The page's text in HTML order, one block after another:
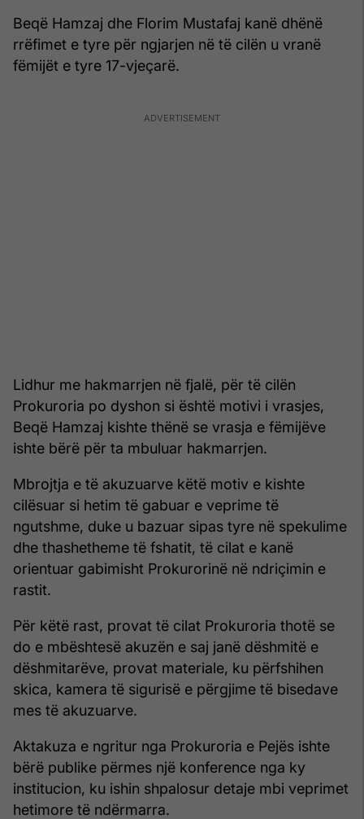
Beqë Hamzaj dhe Florim Mustafaj kanë dhënë
rrëfimet e tyre për ngjarjen në të cilën u vranë
fëmijët e tyre 17-vjeçarë.
Lidhur me hakmarrjen në fjalë, për të cilën
Prokuroria po dyshon si është motivi i vrasjes,
Beqë Hamzaj kishte thënë se vrasja e fëmijëve
ishte bërë për ta mbuluar hakmarrjen.
Mbrojtja e të akuzuarve këtë motiv e kishte
cilësuar si hetim të gabuar e veprime të
ngutshme, duke u bazuar sipas tyre në spekulime
dhe thashetheme të fshatit, të cilat e kanë
orientuar gabimisht Prokurorinë në ndriçimin e
rastit.
Për këtë rast, provat të cilat Prokuroria thotë se
do e mbështesë akuzën e saj janë dëshmitë e
dëshmitarëve, provat materiale, ku përfshihen
skica, kamera të sigurisë e përgjime të bisedave
mes të akuzuarve.
Aktakuza e ngritur nga Prokuroria e Pejës ishte
bërë publike përmes një konference nga ky
institucion, ku ishin shpalosur detaje mbi veprimet
hetimore të ndërmarra.